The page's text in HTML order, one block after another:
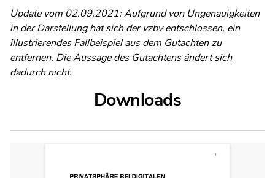
Update vom 02.09.2021: Aufgrund von Ungenauigkeiten
in der Darstellung hat sich der vzbv entschlossen, ein
illustrierendes Fallbeispiel aus dem Gutachten zu
entfernen. Die Aussage des Gutachtens ändert sich
dadurch nicht.
Downloads